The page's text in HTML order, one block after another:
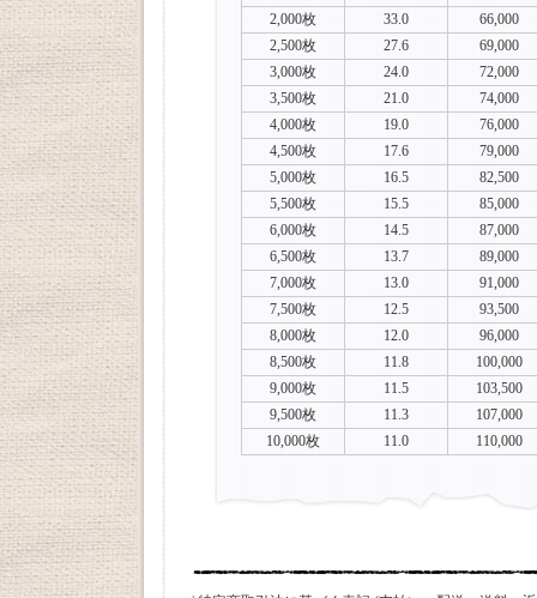
2,000枚
33.0
66,000
2,500枚
27.6
69,000
3,000枚
24.0
72,000
3,500枚
21.0
74,000
4,000枚
19.0
76,000
4,500枚
17.6
79,000
5,000枚
16.5
82,500
5,500枚
15.5
85,000
6,000枚
14.5
87,000
6,500枚
13.7
89,000
7,000枚
13.0
91,000
7,500枚
12.5
93,500
8,000枚
12.0
96,000
8,500枚
11.8
100,000
9,000枚
11.5
103,500
9,500枚
11.3
107,000
10,000枚
11.0 110,000